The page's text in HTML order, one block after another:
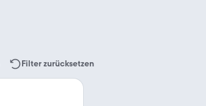
Filter zurücksetzen